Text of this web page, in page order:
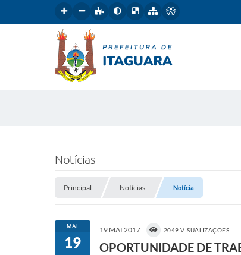
Notícias
Principal Notícias Notícia
MAI
19
19 MAI 2017 2049 VISUALIZAÇÕES
OPORTUNIDADE DE